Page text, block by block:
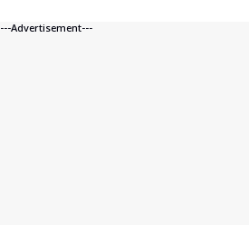
---Advertisement---